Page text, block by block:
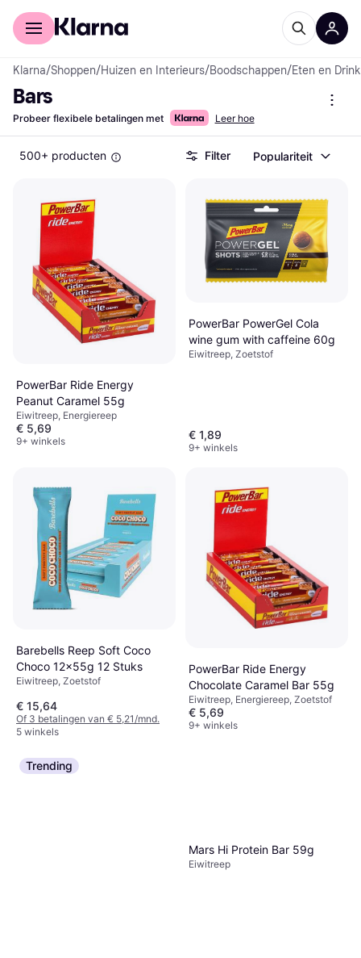
Voor shoppers
Klarna/Shoppen/Huizen en Interieurs/Boodschappen/Eten en
Bars
Probeer flexibele betalingen met Leer hoe
500+ producten Filter Populariteit
PowerBar Ride Energy
Peanut Caramel 55g
Eiwitreep, Energiereep
€ 5,69
9+ winkels
PowerBar PowerGel Cola
wine gum with caffeine 60g
Eiwitreep, Zoetstof
€ 1,89
9+ winkels
Barebells Reep Soft Coco
Choco 12x55g 12 Stuks
Eiwitreep, Zoetstof
€ 15,64
Of 3 betalingen van € 5,21/mnd.
5 winkels
PowerBar Ride Energy
Chocolate Caramel Bar 55g
Eiwitreep, Energiereep, Zoetstof
€ 5,69
9+ winkels
Trending
Mars Hi Protein Bar 59g
Eiwitreep